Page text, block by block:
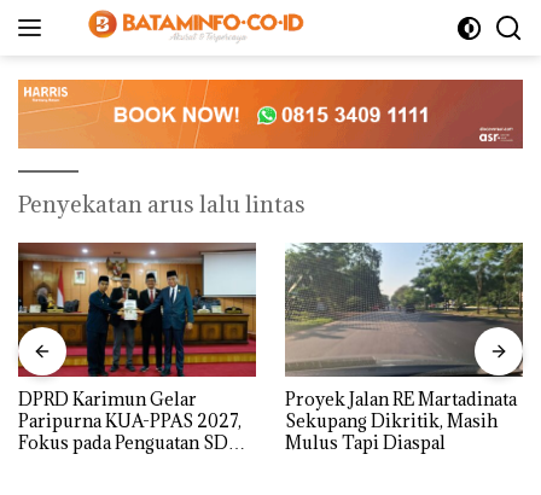
Penyekatan arus lalu lintas
DPRD Karimun Gelar
Paripurna KUA-PPAS 2027,
Fokus pada Penguatan SDM,
Proyek Jalan RE Martadinata
Sekupang Dikritik, Masih
Mulus Tapi Diaspal